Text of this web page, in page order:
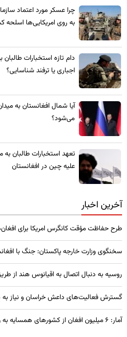
چرا عسکر مورد اعتماد
به روی امریکایی‌ها اسلحه
​دام تازه استخبارات
اجباری یا ترفند شناسایی؟
​آیا شمال افغانستان به
می‌شود؟
تعهد استخبارات طالبان
علیه چین در افغانستان
آخرین اخبار
طرح حفاظت مؤقت کانگرس امریکا برای
سخنگوی وزارت خارجه پاکستان: جنگ با
روسیه به دنبال اتصال به اقیانوس هند از
گسترش فعالیت‌های داعش خراسان و نیاز
آمار: ۶ میلیون افغان از کشورهای همسایه به وطن بازگشته‌اند